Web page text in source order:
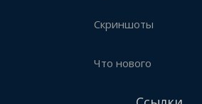
Скриншоты
Что нового